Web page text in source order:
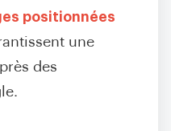
positionnées
une
des